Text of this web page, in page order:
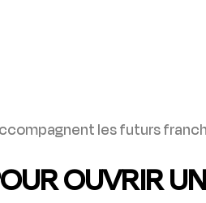
les futurs
OUVRIR